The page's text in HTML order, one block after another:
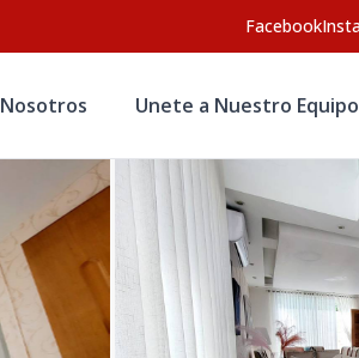
Facebook
Nosotros Unete a Nuestro Equipo